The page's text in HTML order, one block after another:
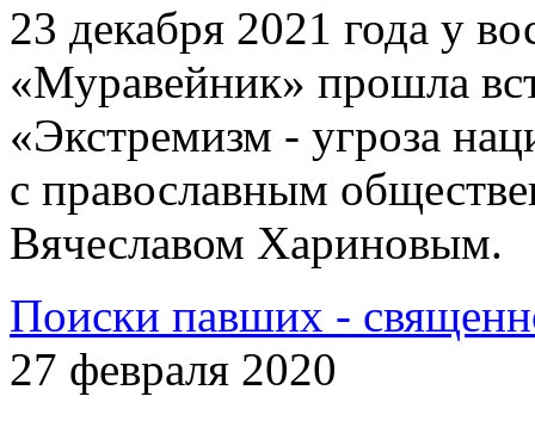
23 декабря 2021 года у
«Муравейник» прошла
«Экстремизм - угроза
с православным
Вячеславом Хариновым.
Поиски павших -
27 февраля 2020